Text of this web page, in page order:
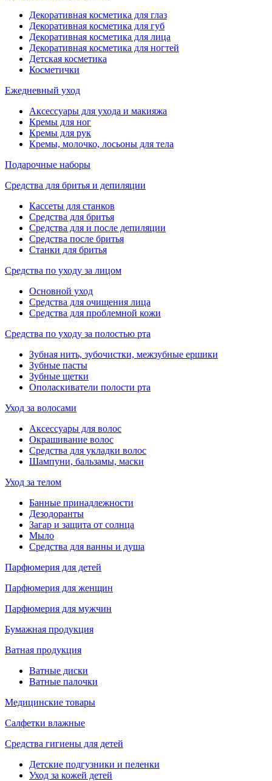
Декоративная косметика для глаз
Декоративная косметика для губ
Декоративная косметика для лица
Декоративная косметика для ногтей
Детская косметика
Косметички
Ежедневный уход
Аксессуары для ухода и макияжа
Кремы для ног
Кремы для рук
Кремы, молочко, лосьоны для тела
Подарочные наборы
Средства для бритья и депиляции
Кассеты для станков
Средства для бритья
Средства для и после депиляции
Средства после бритья
Станки для бритья
Средства по уходу за лицом
Основной уход
Средства для очищения лица
Средства для проблемной кожи
Средства по уходу за полостью рта
Зубная нить, зубочистки, межзубные ершики
Зубные пасты
Зубные щетки
Ополаскиватели полости рта
Уход за волосами
Аксессуары для волос
Окрашивание волос
Средства для укладки волос
Шампуни, бальзамы, маски
Уход за телом
Банные принадлежности
Дезодоранты
Загар и защита от солнца
Мыло
Средства для ванны и душа
Парфюмерия для детей
Парфюмерия для женщин
Парфюмерия для мужчин
Бумажная продукция
Ватная продукция
Ватные диски
Ватные палочки
Медицинские товары
Салфетки влажные
Средства гигиены для детей
Детские подгузники и пеленки
Уход за кожей детей